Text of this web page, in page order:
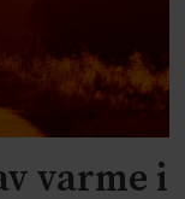
varme i